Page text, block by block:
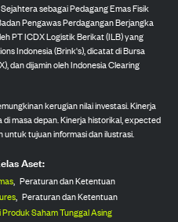
sebagai Pedagang Emas Fisik
Pengawas Perdagangan Berjangka
PT ICDX Logistik Berikat (ILB) yang
Indonesia (Brink's), dicatat di Bursa
dan dijamin oleh Indonesia Clearing
kerugian nilai investasi. Kinerja
masa depan. Kinerja historikal, expected
tujuan informasi dan ilustrasi.
Aset:
, Peraturan dan Ketentuan
, Peraturan dan Ketentuan
Saham Tunggal Asing